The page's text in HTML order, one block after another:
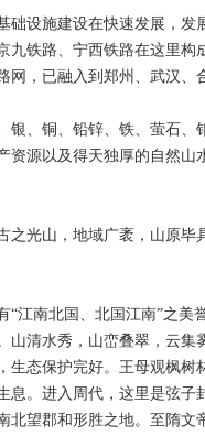
设施建设在快速发展，发
九铁路、宁西铁路在这里
，已融入到郑州、武汉、
、铜、铅锌、铁、萤石、
资源以及得天独厚的自然
光山，地域广袤，山原毕
南北国、北国江南”之美
山清水秀，山峦叠翠，云
生态保护完好。王母观枫
息。进入周代，这里是弦
北望郡和形胜之地。至隋文